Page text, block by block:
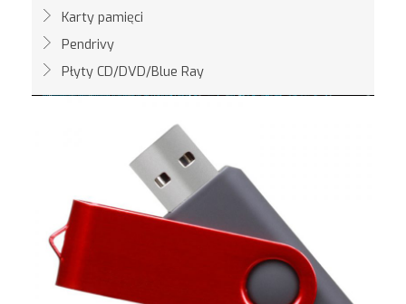
Karty pamięci
Pendrivy
Płyty CD/DVD/Blue Ray